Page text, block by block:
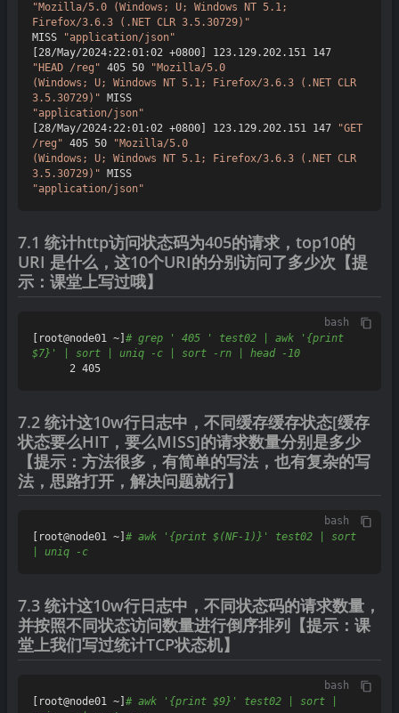
"Mozilla/5.0 (Windows; U; Windows NT 5.1;
Firefox/3.6.3 (.NET CLR 3.5.30729)"
MISS
"application/json"
"HEAD /reg" 405 50
"Mozilla/5.0
(Windows; U; Windows NT 5.1; Firefox/3.6.3 (.NET CLR
3.5.30729)"
"application/json"
[28/May/2024:22:01:02 +0800] 123.129.202.151 147
"GET
/reg" 405 50
"Mozilla/5.0
(Windows; U; Windows NT 5.1; Firefox/3.6.3 (.NET CLR
3.5.30729)"
"application/json"
7.1 统计http访问状态码为405的请求，top10的
URI 是什么，这10个URI的分别访问了多少次【提
示：课堂上写过哦】
bash
[root@node01 ~] # grep ' 405 ' test02 | awk '{print
$7}' | sort | uniq -c | sort -rn | head -10
7.2 统计这10w行日志中，不同缓存缓存状态[缓存
状态要么HIT，要么MISS]的请求数量分别是多少
【提示：方法很多，有简单的写法，也有复杂的写
法，思路打开，解决问题就行】
bash
[root@node01 ~] # awk '{print $(NF-1)}' test02 | sort
| uniq -c
7.3 统计这10w行日志中，不同状态码的请求数量，
并按照不同状态访问数量进行倒序排列【提示：课
堂上我们写过统计TCP状态机】
bash
[root@node01 ~] # awk '{print $9}' test02 | sort |